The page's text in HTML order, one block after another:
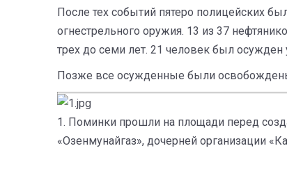
После тех событий пятеро полицейских
огнестрельного оружия. 13 из 37
трех до семи лет. 21 человек был осужден
Позже все осужденные были
1. Поминки прошли на площади перед
«Озенмунайгаз», дочерней организации